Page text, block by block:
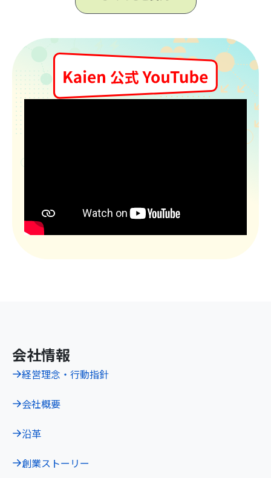
会社情報
経営理念・行動指針
会社概要
沿革
創業ストーリー